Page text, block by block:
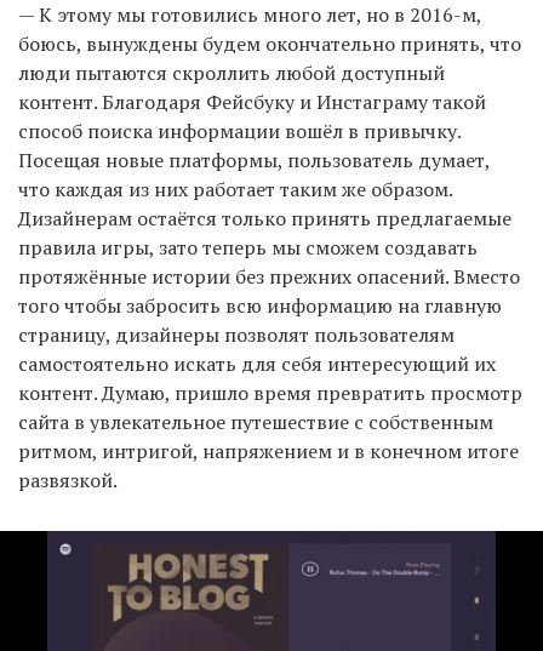
— К этому мы готовились много лет, но в 2016-м,
боюсь, вынуждены будем окончательно принять, что
люди пытаются скроллить любой доступный
контент. Благодаря Фейсбуку и Инстаграму такой
способ поиска информации вошёл в привычку.
Посещая новые платформы, пользователь думает,
что каждая из них работает таким же образом.
Дизайнерам остаётся только принять предлагаемые
правила игры, зато теперь мы сможем создавать
протяжённые истории без прежних опасений. Вместо
того чтобы забросить всю информацию на главную
страницу, дизайнеры позволят пользователям
самостоятельно искать для себя интересующий их
контент. Думаю, пришло время превратить просмотр
сайта в увлекательное путешествие с собственным
ритмом, интригой, напряжением и в конечном итоге
развязкой.